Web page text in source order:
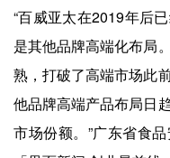
“百威亚太在2019年后
是其他品牌高端化布局
熟，打破了高端市场此
他品牌高端产品布局日
市场份额。”广东省食